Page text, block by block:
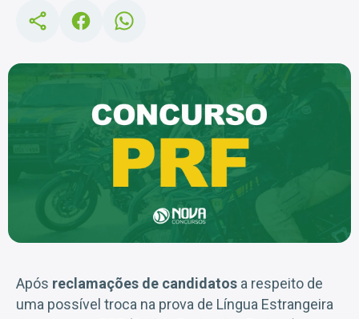
Após reclamações de candidatos a respeito de
uma possível troca na prova de Língua Estrangeira